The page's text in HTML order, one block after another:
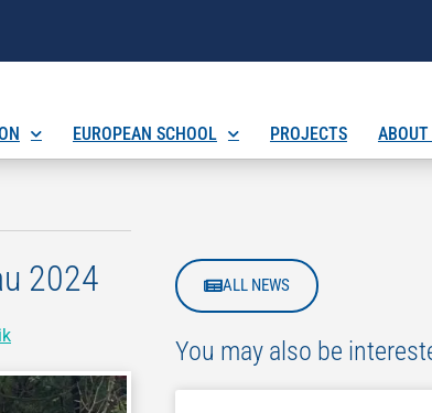
EUROPEAN SCHOOL PROJECTS ABOUT
2024 ALL NEWS
You may also be